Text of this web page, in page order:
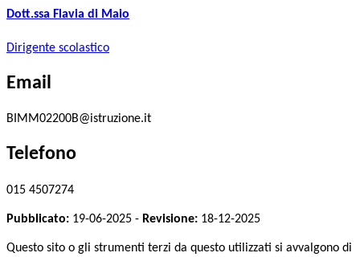
Dott.ssa Flavia di Maio
Dirigente scolastico
Email
BIMM02200B@istruzione.it
Telefono
015 4507274
Pubblicato: 19-06-2025 - Revisione: 18-12-2025
Questo sito o gli strumenti terzi da questo utilizzati si avvalgono di